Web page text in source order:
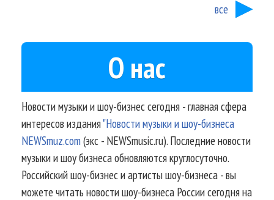
все
О нас
Новости музыки и шоу-бизнес сегодня - главная сфера
интересов издания"Новости музыки и шоу-бизнеса
NEWSmuz.com(экс - NEWSmusic.ru). Последние новости
музыки и шоу бизнеса обновляются круглосуточно.
Российский шоу-бизнес и артисты шоу-бизнеса - вы
можете читать новости шоу-бизнеса России сегодня на